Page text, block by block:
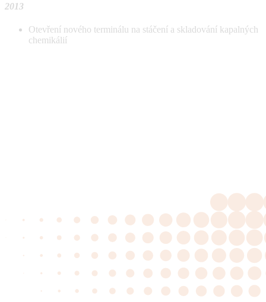
2013
Otevření nového terminálu na stáčení a skladování kapalných
chemikálií